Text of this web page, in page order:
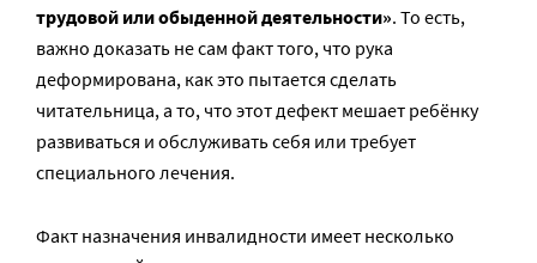
трудовой или обыденной деятельности». То есть,
важно доказать не сам факт того, что рука
деформирована, как это пытается сделать
читательница, а то, что этот дефект мешает ребёнку
развиваться и обслуживать себя или требует
специального лечения.
Факт назначения инвалидности имеет несколько